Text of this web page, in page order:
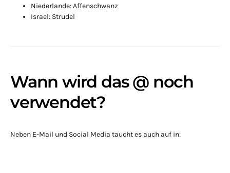
Niederlande: Affenschwanz
Israel: Strudel
Wann wird das @ noch
verwendet?
Neben E-Mail und Social Media taucht es auch auf in: